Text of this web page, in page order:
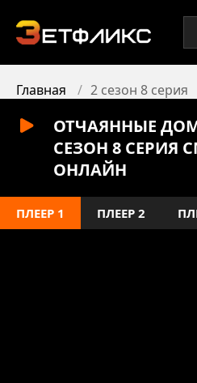
Главная 2 сезон 8 серия
ОТЧАЯННЫЕ
СЕЗОН 8 СЕРИЯ
ОНЛАЙН
ПЛЕЕР 1 ПЛЕЕР 2